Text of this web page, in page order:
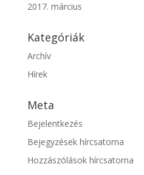
2017. március
Kategóriák
Archív
Hírek
Meta
Bejelentkezés
Bejegyzések hírcsatorna
Hozzászólások hírcsatorna